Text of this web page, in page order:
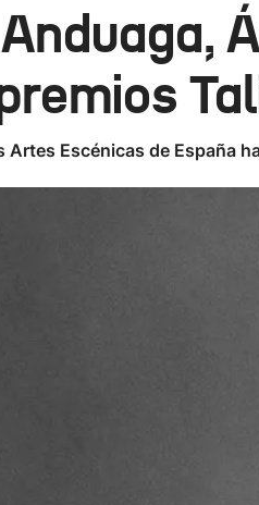
Artes Escénicas de España